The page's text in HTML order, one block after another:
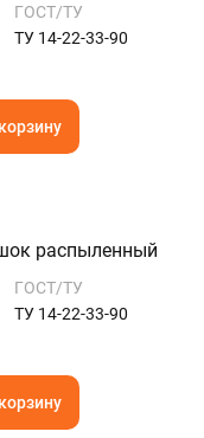
ГОСТ/ТУ
ТУ 14-22-33-90
распыленный
ГОСТ/ТУ
ТУ 14-22-33-90